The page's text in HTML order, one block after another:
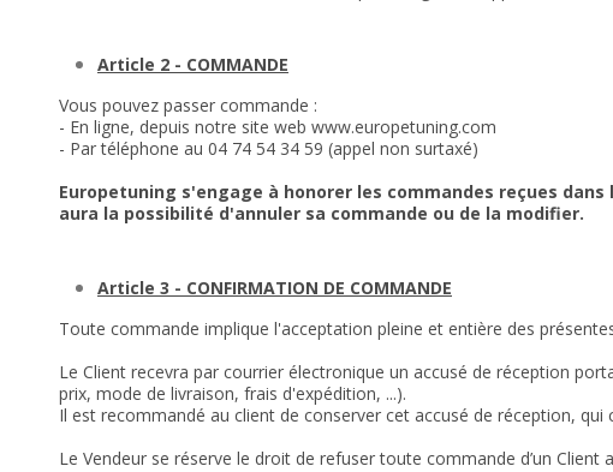
Article 2 - COMMANDE
Vous pouvez passer commande :
- En ligne, depuis notre site web www.europetuning.com
- Par téléphone au 04 74 54 34 59 (appel non surtaxé)
Europetuning s'engage à honorer les commandes reçues
aura la possibilité d'annuler sa commande ou de la modifier.
Article 3 - CONFIRMATION DE COMMANDE
Toute commande implique l'acceptation pleine et entière des
Le Client recevra par courrier électronique un accusé de réception
prix, mode de livraison, frais d'expédition, ...).
Il est recommandé au client de conserver cet accusé de réception,
Le Vendeur se réserve le droit de refuser toute commande d’un